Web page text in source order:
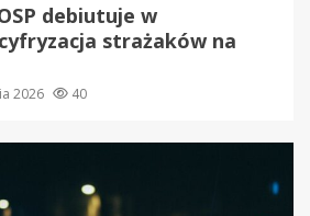
debiutuje w
strażaków na
2026 40